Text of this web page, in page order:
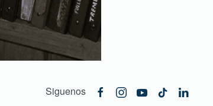
Siguenos